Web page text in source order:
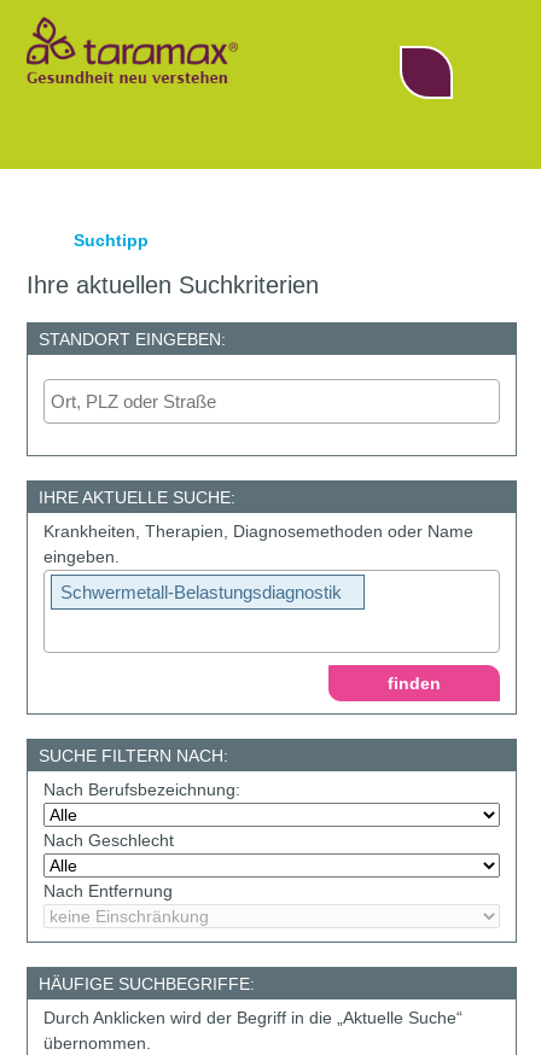
Suchtipp
Ihre aktuellen Suchkriterien
STANDORT EINGEBEN:
IHRE AKTUELLE SUCHE:
Krankheiten, Therapien, Diagnosemethoden oder Name
eingeben.
Schwermetall-Belastungsdiagnostik
SUCHE FILTERN NACH:
Nach Berufsbezeichnung:
Nach Geschlecht
Nach Entfernung
HÄUFIGE SUCHBEGRIFFE:
Durch Anklicken wird der Begriff in die „Aktuelle Suche“
übernommen.